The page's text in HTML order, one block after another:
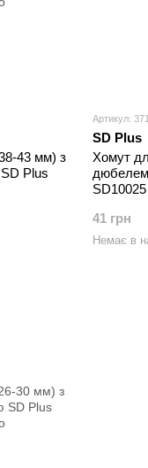
43 мм) з
Plus
Артикул:
SD Plus
Хомут
SD10025
41 грн
Немає в